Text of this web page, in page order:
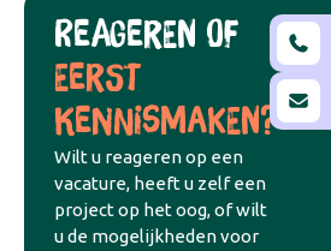
REAGEREN OF
EERST
KENNISMAKEN?
Wilt u reageren op een
vacature, heeft u zelf een
project op het oog, of wilt
u de mogelijkheden voor